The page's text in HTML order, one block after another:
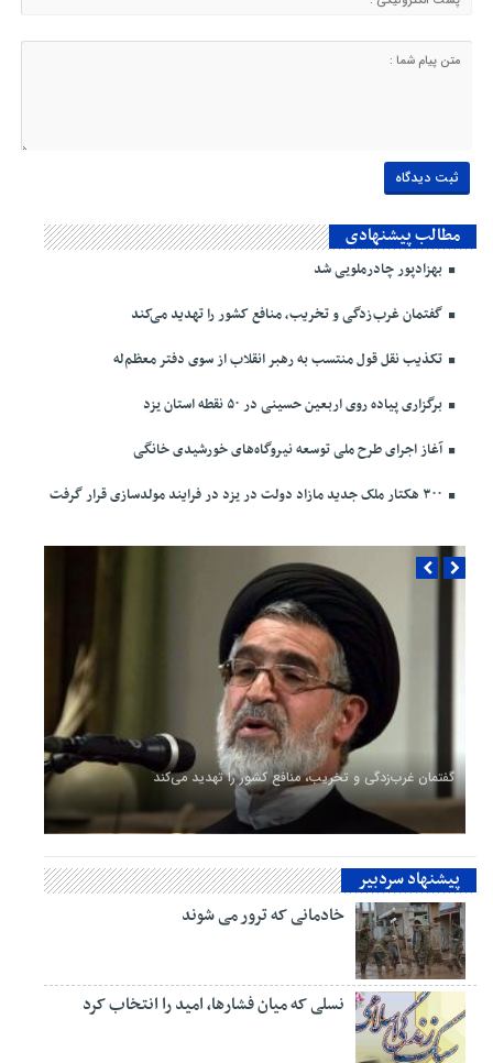
مطالب پیشنهادی
بهزادپور چادرملویی شد
گفتمان غرب‌زدگی و تخریب، منافع کشور را تهدید می‌کند
تکذیب نقل قول منتسب به رهبر انقلاب از سوی دفتر معظم‌له
برگزاری پیاده روی اربعین حسینی در ۵۰ نقطه استان یزد
آغاز اجرای طرح ملی توسعه نیروگاه‌های خورشیدی خانگی
گفتمان غرب‌زدگی و تخریب، منافع کشور را تهدید می‌کند
پیشنهاد سردبیر
خادمانی که ترور می شوند
نسلی که میان فشارها، امید را انتخاب کرد